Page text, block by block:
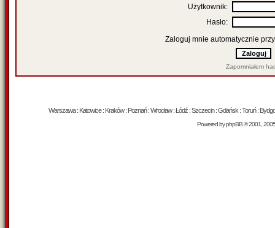
Użytkownik:
Hasło:
Zaloguj mnie automatycznie
Zapomniałem
Warszawa : Katowice : Kraków : Poznań : Wrocław : Łódź : Szczecin : Gdańsk : Toruń :
Powered byphpBB© 2001,